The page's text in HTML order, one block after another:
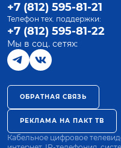
+7 (812) 595-81-21
Телефон тех. поддержки:
+7 (812) 595-81-22
Мы в соц. сетях:
ОБРАТНАЯ СВЯЗЬ
РЕКЛАМА НА ПАКТ ТВ
Кабельное цифровое